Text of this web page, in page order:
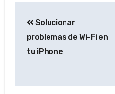
navigation
Solucionar
problemas de Wi-Fi en
tu iPhone